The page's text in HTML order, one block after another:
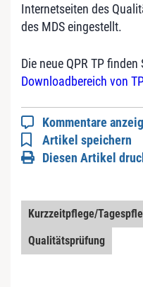
Internetseiten des
des MDS eingestellt.
Die neue QPR TP finden
Downloadbereich von
Kommentare
Artikel speichern
Diesen Artikel
Kurzzeitpflege/
Qualitätsprüfung